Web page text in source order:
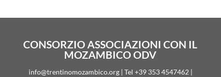
CONSORZIO ASSOCIAZIONI CON IL
MOZAMBICO ODV
info@trentinomozambico.org | Tel +39 353 4547462 |